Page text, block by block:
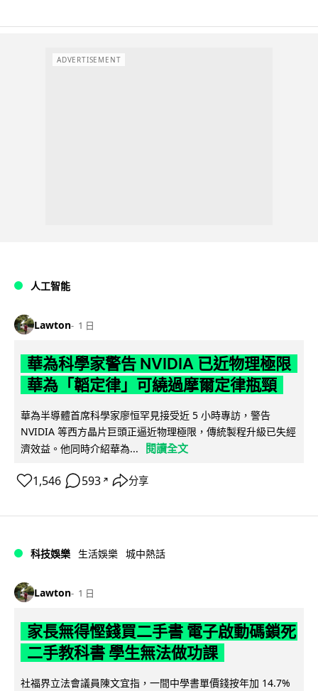
ADVERTISEMENT
人工智能
Lawton 1 日
華為科學家警告 NVIDIA 已近物理極限
華為「韜定律」可繞過摩爾定律瓶頸
華為半導體首席科學家廖恒罕見接受近 5 小時專訪，警告
NVIDIA 等西方晶片巨頭正逼近物理極限，傳統製程升級已失經
濟效益。他同時介紹華為...
閱讀全文
1,546 593 ↗ 分享
科技娛樂 生活娛樂 城中熱話
Lawton 1 日
家長無得慳錢買二手書 電子啟動碼鎖死
二手教科書 學生無法做功課
社福界立法會議員陳文宜指，一間中學書單價錢按年加 14.7%